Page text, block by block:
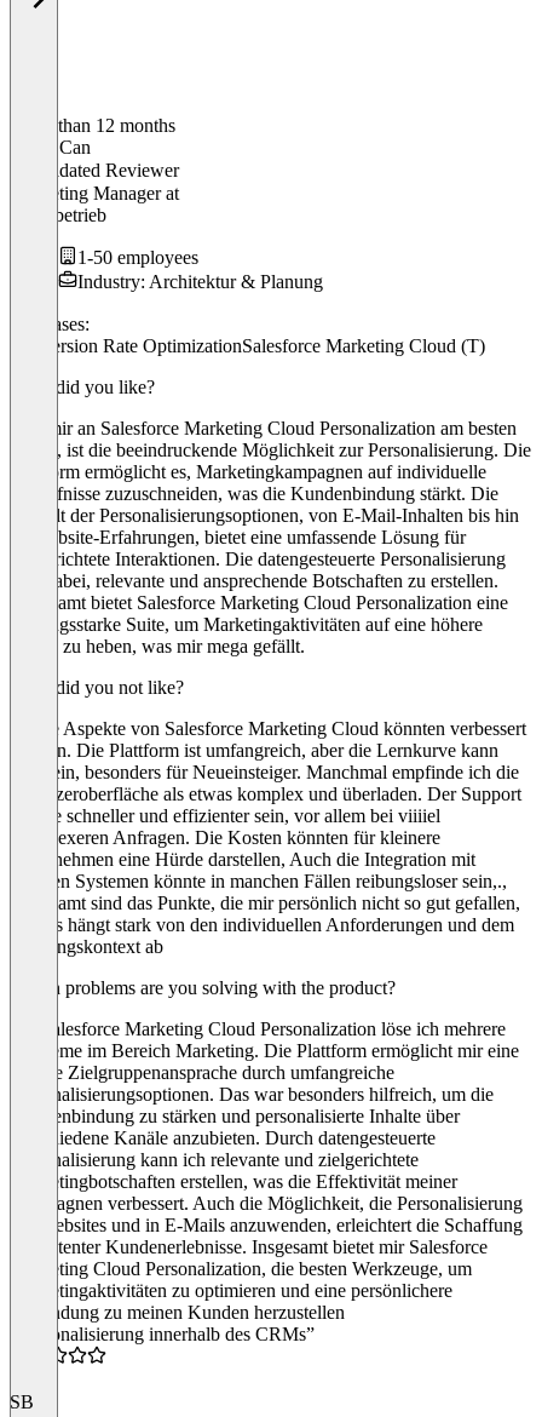
Older than 12 months
Melih Can
Validated Reviewer
Marketing Managerat
Privatbetrieb
1-50 employees
Industry: Architektur & Planung
Use cases:
Conversion Rate OptimizationSalesforce Marketing Cloud (T)
What did you like?
Was mir an Salesforce Marketing Cloud Personalization am besten
gefällt, ist die beeindruckende Möglichkeit zur Personalisierung. Die
Plattform ermöglicht es, Marketingkampagnen auf individuelle
Bedürfnisse zuzuschneiden, was die Kundenbindung stärkt. Die
Vielfalt der Personalisierungsoptionen, von E-Mail-Inhalten bis hin
zu Website-Erfahrungen, bietet eine umfassende Lösung für
zielgerichtete Interaktionen. Die datengesteuerte Personalisierung
hilft dabei, relevante und ansprechende Botschaften zu erstellen.
Insgesamt bietet Salesforce Marketing Cloud Personalization eine
leistungsstarke Suite, um Marketingaktivitäten auf eine höhere
Ebene zu heben, was mir mega gefällt.
What did you not like?
Einige Aspekte von Salesforce Marketing Cloud könnten verbessert
werden. Die Plattform ist umfangreich, aber die Lernkurve kann
steil sein, besonders für Neueinsteiger. Manchmal empfinde ich die
Benutzeroberfläche als etwas komplex und überladen. Der Support
könnte schneller und effizienter sein, vor allem bei viiiiel
komplexeren Anfragen. Die Kosten könnten für kleinere
Unternehmen eine Hürde darstellen, Auch die Integration mit
anderen Systemen könnte in manchen Fällen reibungsloser sein,.,
Insgesamt sind das Punkte, die mir persönlich nicht so gut gefallen,
aber es hängt stark von den individuellen Anforderungen und dem
Nutzungskontext ab
Which problems are you solving with the product?
Mit Salesforce Marketing Cloud Personalization löse ich mehrere
Probleme im Bereich Marketing. Die Plattform ermöglicht mir eine
präzise Zielgruppenansprache durch umfangreiche
Personalisierungsoptionen. Das war besonders hilfreich, um die
Kundenbindung zu stärken und personalisierte Inhalte über
verschiedene Kanäle anzubieten. Durch datengesteuerte
Personalisierung kann ich relevante und zielgerichtete
Marketingbotschaften erstellen, was die Effektivität meiner
Kampagnen verbessert. Auch die Möglichkeit, die Personalisierung
auf Websites und in E-Mails anzuwenden, erleichtert die Schaffung
konsistenter Kundenerlebnisse. Insgesamt bietet mir Salesforce
Marketing Cloud Personalization, die besten Werkzeuge, um
Marketingaktivitäten zu optimieren und eine persönlichere
Verbindung zu meinen Kunden herzustellen
“Personalisierung innerhalb des CRMs”
SB